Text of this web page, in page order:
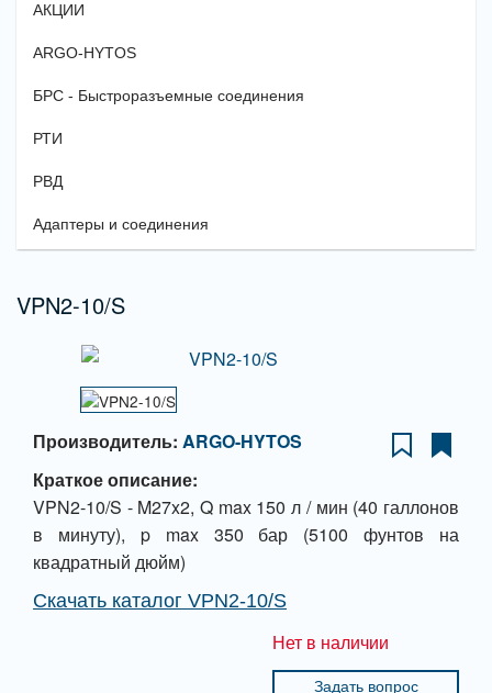
АКЦИИ
ARGO-HYTOS
БРС - Быстроразъемные соединения
РТИ
РВД
Адаптеры и соединения
VPN2-10/S
Производитель: ARGO-HYTOS
Краткое описание:
VPN2-10/S - M27x2, Q max 150 л / мин (40 галлонов
в минуту), p max 350 бар (5100 фунтов на
квадратный дюйм)
Скачать каталог VPN2-10/S
Нет в наличии
Задать вопрос